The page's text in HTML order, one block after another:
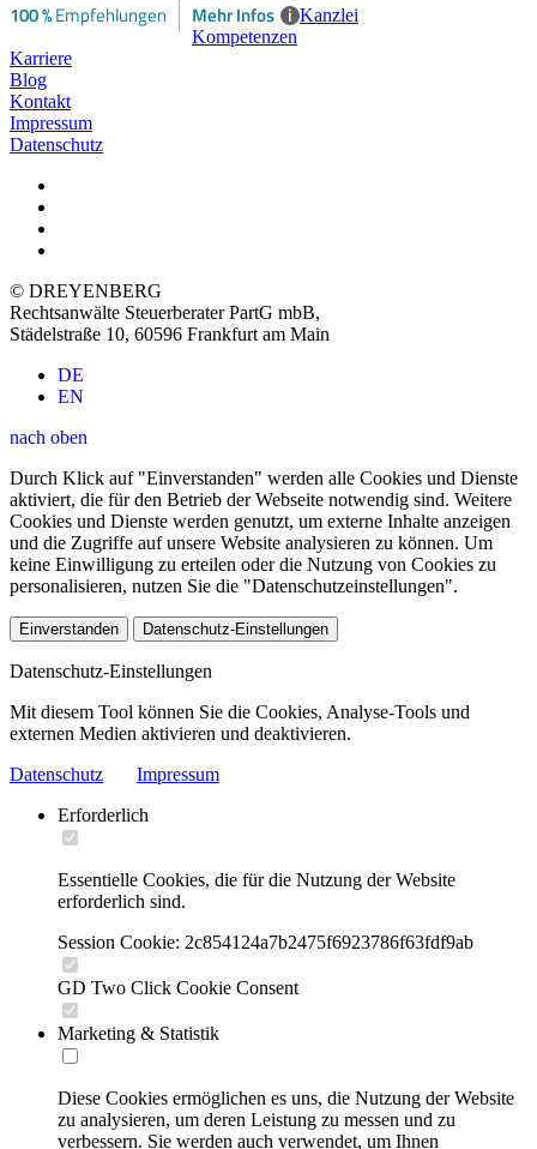
100 %Empfehlungen Mehr Infos i Kanzlei
Kompetenzen
Karriere
Blog
Kontakt
Impressum
Datenschutz
© DREYENBERG
Rechtsanwälte Steuerberater PartG mbB,
Städelstraße 10, 60596 Frankfurt am Main
DE
EN
nach oben
Durch Klick auf "Einverstanden" werden alle Cookies und Dienste
aktiviert, die für den Betrieb der Webseite notwendig sind. Weitere
Cookies und Dienste werden genutzt, um externe Inhalte anzeigen
und die Zugriffe auf unsere Website analysieren zu können. Um
keine Einwilligung zu erteilen oder die Nutzung von Cookies zu
personalisieren, nutzen Sie die "Datenschutzeinstellungen".
Einverstanden Datenschutz-Einstellungen
Datenschutz-Einstellungen
Mit diesem Tool können Sie die Cookies, Analyse-Tools und
externen Medien aktivieren und deaktivieren.
Datenschutz
Impressum
Erforderlich
Essentielle Cookies, die für die Nutzung der Website
erforderlich sind.
Session Cookie: 2c854124a7b2475f6923786f63fdf9ab
GD Two Click Cookie Consent
Marketing & Statistik
Diese Cookies ermöglichen es uns, die Nutzung der Website
zu analysieren, um deren Leistung zu messen und zu
verbessern. Sie werden auch verwendet, um Ihnen